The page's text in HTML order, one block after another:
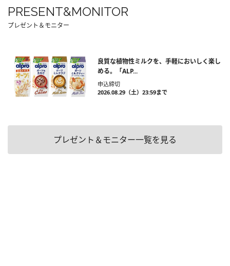
PRESENT&MONITOR
プレゼント＆モニター
良質な植物性ミルクを、手軽においしく楽し
める。「ALP...
申込締切
2026.08.29（土）23:59まで
プレゼント＆モニター一覧を見る